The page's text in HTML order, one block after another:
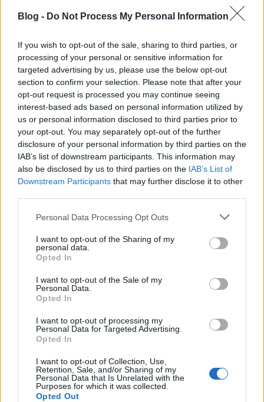
Blog - Do Not Process My Personal Information
If you wish to opt-out of the sale, sharing to third parties, or
processing of your personal or sensitive information for
targeted advertising by us, please use the below opt-out
section to confirm your selection. Please note that after your
opt-out request is processed you may continue seeing
interest-based ads based on personal information utilized by
us or personal information disclosed to third parties prior to
your opt-out. You may separately opt-out of the further
disclosure of your personal information by third parties on the
IAB’s list of downstream participants. This information may
also be disclosed by us to third parties on the IAB’s List of
Downstream Participants that may further disclose it to other
Please note that this website/app uses one or more Google
not limited to your visit or usage behaviour. You may click to
grant or deny consent to Google and its third-party tags to
use your data for below specified purposes in below Google
consent section.
Personal Data Processing Opt Outs
I want to opt-out of the Sharing of my
personal data.
Opted In
I want to opt-out of the Sale of my
Personal Data.
Opted In
I want to opt-out of processing my
Personal Data for Targeted Advertising.
Opted In
I want to opt-out of Collection, Use,
Retention, Sale, and/or Sharing of my
Personal Data that Is Unrelated with the
Purposes for which it was collected.
Opted Out
Egy régi plágium Kárpátalján
BDK 2012. április 27.
„Kárpátalján ezt a verset tévesen
nekem tulajdonították” - írta és mondta a költő,
mintha ebben az (el)tulajdonításban teljesen
ártatlan ...